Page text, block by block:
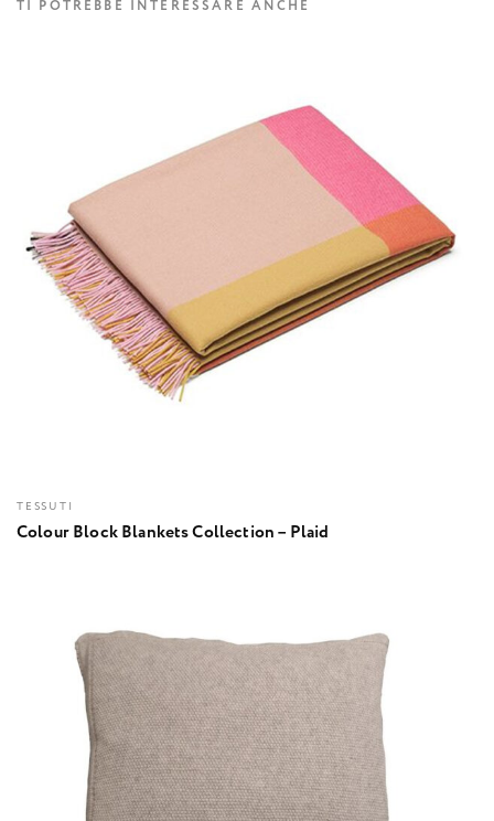
TI POTREBBE INTERESSARE ANCHE
TESSUTI
Colour Block Blankets Collection – Plaid